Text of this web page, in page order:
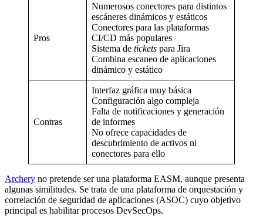
Pros
Numerosos conectores para distintos
escáneres dinámicos y estáticos
Conectores para las plataformas
CI/CD más populares
Sistema de tickets para Jira
Combina escaneo de aplicaciones
dinámico y estático
Contras
Interfaz gráfica muy básica
Configuración algo compleja
Falta de notificaciones y generación
de informes
No ofrece capacidades de
descubrimiento de activos ni
conectores para ello
Archery no pretende ser una plataforma EASM, aunque presenta
algunas similitudes. Se trata de una plataforma de orquestación y
correlación de seguridad de aplicaciones (ASOC) cuyo objetivo
principal es habilitar procesos DevSecOps.